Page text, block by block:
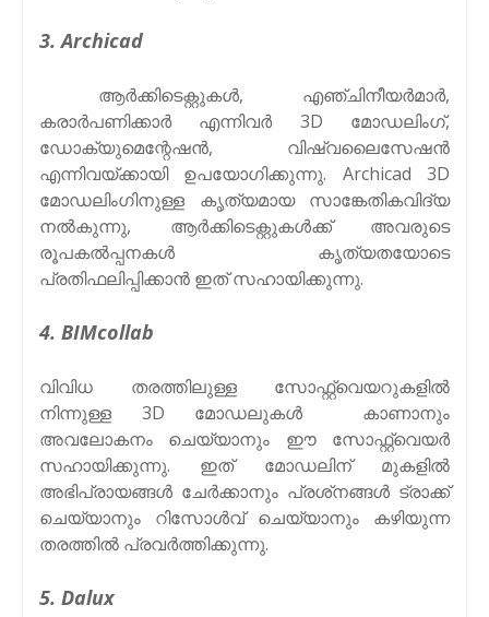
3. Archicad
ആർക്കിടെക്റ്റുകൾ, എഞ്ചിനീയർമാർ,
കരാർപണിക്കാർ എന്നിവർ 3D മോഡലിംഗ്,
ഡോക്യുമെന്റേഷൻ, വിഷ്വലൈസേഷൻ
എന്നിവയ്ക്കായി ഉപയോഗിക്കുന്നു. Archicad 3D
മോഡലിംഗിനുള്ള കൃത്യമായ സാങ്കേതികവിദ്യ
നൽകുന്നു, ആർക്കിടെക്റ്റുകൾക്ക് അവരുടെ
രൂപകൽപ്പനകൾ കൃത്യതയോടെ
പ്രതിഫലിപ്പിക്കാൻ ഇത് സഹായിക്കുന്നു.
4. BIMcollab
വിവിധ തരത്തിലുള്ള സോഫ്റ്റ്‌വെയറുകളിൽ
നിന്നുള്ള 3D മോഡലുകൾ കാണാനും
അവലോകനം ചെയ്യാനും ഈ സോഫ്റ്റ്‌വെയർ
സഹായിക്കുന്നു. ഇത് മോഡലിന് മുകളിൽ
അഭിപ്രായങ്ങൾ ചേർക്കാനും പ്രശ്‌നങ്ങൾ ട്രാക്ക്
ചെയ്യാനും റിസോൾവ് ചെയ്യാനും കഴിയുന്ന
തരത്തിൽ പ്രവർത്തിക്കുന്നു.
5. Dalux